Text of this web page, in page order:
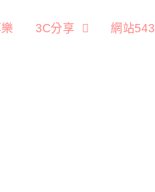
3C分享 網站543